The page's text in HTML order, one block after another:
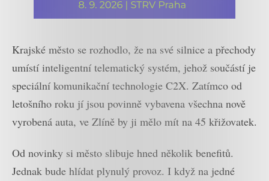
Krajské město se rozhodlo, že na své silnice a přechody
umístí inteligentní telematický systém, jehož součástí je
speciální komunikační technologie C2X. Zatímco od
letošního roku jí jsou povinně vybavena všechna nově
vyrobená auta, ve Zlíně by ji mělo mít na 45 křižovatek.
Od novinky si město slibuje hned několik benefitů.
Jednak bude hlídat plynulý provoz. I když na jedné